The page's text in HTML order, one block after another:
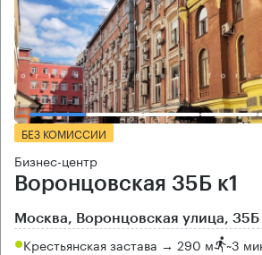
БЕЗ КОМИССИИ
Бизнес-центр
Воронцовская 35Б к1
Москва, Воронцовская улица, 35Б
Крестьянская застава → 290 м ~3